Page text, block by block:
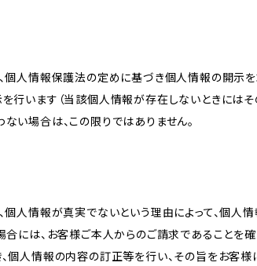
個人情報保護法の定めに基づき個人情報の開示
行います（当該個人情報が存在しないときにはそ
い場合は、この限りではありません。
個人情報が真実でないという理由によって、個
合には、お客様ご本人からのご請求であること
個人情報の内容の訂正等を行い、その旨をお客